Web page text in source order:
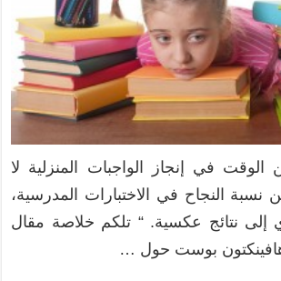
الوقت في إنجاز الواجبات المنزلية لا
نسبة النجاح في الاختبارات المدرسية،
إلى نتائج عكسية. “ تلكم خلاصة مقال
بوست حول …